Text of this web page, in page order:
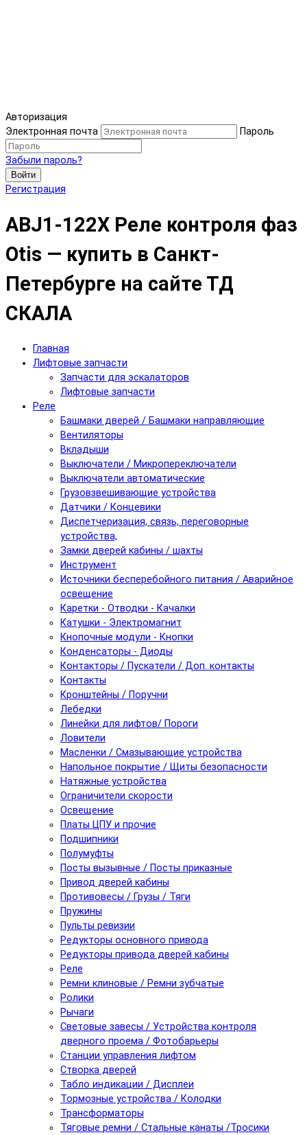
Авторизация
Электронная почта
Пароль
Забыли пароль?
Войти
Регистрация
ABJ1-122X Реле контроля фаз
Otis — купить в Санкт-
Петербурге на сайте ТД
СКАЛА
Главная
Лифтовые запчасти
Запчасти для эскалаторов
Лифтовые запчасти
Реле
Башмаки дверей / Башмаки направляющие
Вентиляторы
Вкладыши
Выключатели / Микропереключатели
Выключатели автоматические
Грузовзвешивающие устройства
Датчики / Концевики
Диспетчеризация, связь, переговорные
устройства,
Замки дверей кабины / шахты
Инструмент
Источники бесперебойного питания / Аварийное
освещение
Каретки - Отводки - Качалки
Катушки - Электромагнит
Кнопочные модули - Кнопки
Конденсаторы - Диоды
Контакторы / Пускатели / Доп. контакты
Контакты
Кронштейны / Поручни
Лебедки
Линейки для лифтов/ Пороги
Ловители
Масленки / Смазывающие устройства
Напольное покрытие / Щиты безопасности
Натяжные устройства
Ограничители скорости
Освещение
Платы ЦПУ и прочие
Подшипники
Полумуфты
Посты вызывные / Посты приказные
Привод дверей кабины
Противовесы / Грузы / Тяги
Пружины
Пульты ревизии
Редукторы основного привода
Редукторы привода дверей кабины
Реле
Ремни клиновые / Ремни зубчатые
Ролики
Рычаги
Световые завесы / Устройства контроля
дверного проема / Фотобарьеры
Станции управления лифтом
Створка дверей
Табло индикации / Дисплеи
Тормозные устройства / Колодки
Трансформаторы
Тяговые ремни / Стальные канаты /Тросики